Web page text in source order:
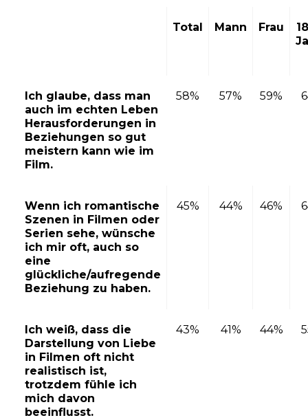
Total Mann Frau
Ich glaube, dass man
auch im echten Leben
Herausforderungen in
Beziehungen so gut
meistern kann wie im
Film.
58% 57% 59%
Wenn ich romantische
Szenen in Filmen oder
Serien sehe, wünsche
ich mir oft, auch so
eine
glückliche/aufregende
Beziehung zu haben.
45% 44% 46%
Ich weiß, dass die
Darstellung von Liebe
in Filmen oft nicht
realistisch ist,
trotzdem fühle ich
mich davon
beeinflusst.
43% 41% 44%